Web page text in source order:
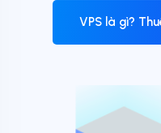
VPS là gì?